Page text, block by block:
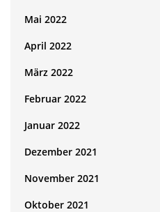
Mai 2022
April 2022
März 2022
Februar 2022
Januar 2022
Dezember 2021
November 2021
Oktober 2021